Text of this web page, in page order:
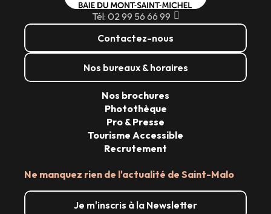
Tél: 02 99 56 66 99
Contactez-nous
Nos bureaux & horaires
Ne manquez rien de l'actualité de Saint-Malo
Je m'inscris à la Newsletter
Nos brochures
Photothèque
Pro & Presse
Tourisme Accessible
Recrutement